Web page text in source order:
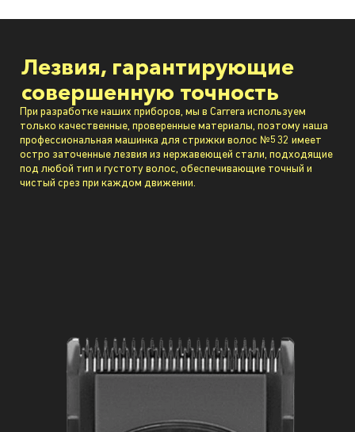
Лезвия, гарантирующие
совершенную точность
При разработке наших приборов, мы в Carrera используем
только качественные, проверенные материалы, поэтому наша
профессиональная машинка для стрижки волос №532 имеет
остро заточенные лезвия из нержавеющей стали, подходящие
под любой тип и густоту волос, обеспечивающие точный и
чистый срез при каждом движении.